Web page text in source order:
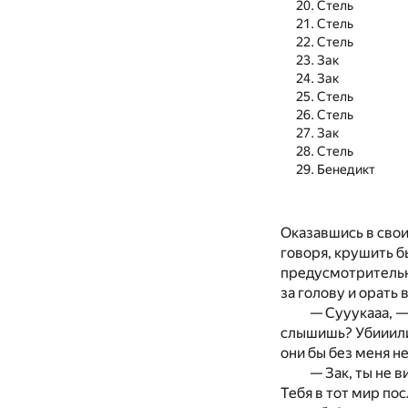
Стель
Стель
Стель
Зак
Зак
Стель
Стель
Зак
Стель
Бенедикт
Оказавшись в
говоря, крушить
за голову и орать
— Сууукааа,
слышишь?
они бы без меня
— Зак, ты не
Тебя в тот мир